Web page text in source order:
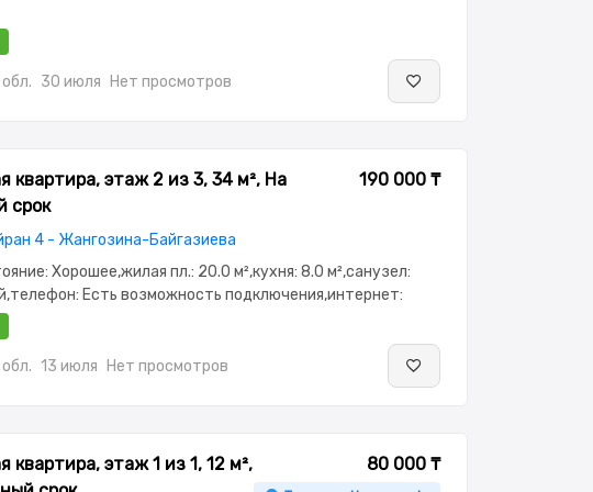
30 июля Нет просмотров
квартира, этаж 2 из 3, 34 м², На
срок
4 - Жангозина-Байгазиева
190 000 ₸
Хорошее,жилая пл.: 20.0 м²,кухня: 8.0 м²,санузел:
Есть возможность подключения,интернет:
меблирована,Полностью
Паркинг,Домофон,Кодовый
13 июля Нет просмотров
квартира, этаж 1 из 1, 12 м²,
80 000 ₸